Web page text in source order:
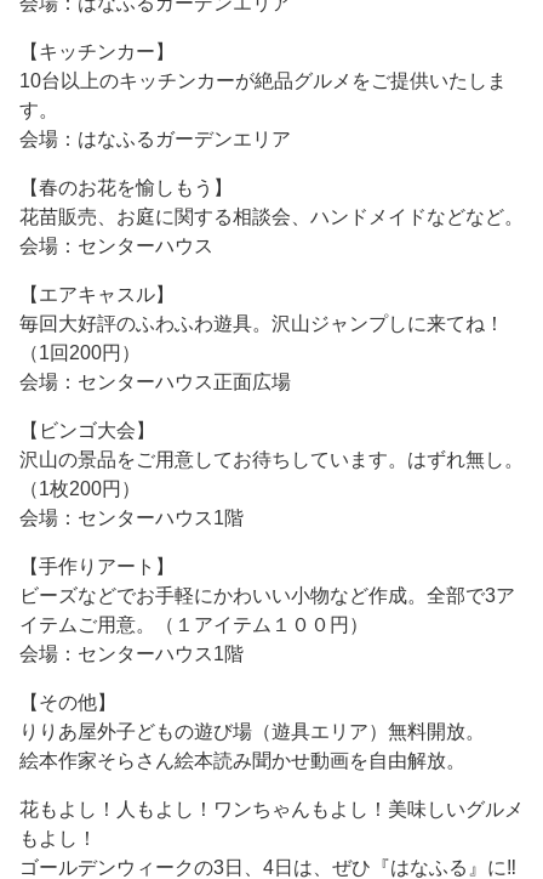
【キッチンカー】
10台以上のキッチンカーが絶品グルメをご提供いたしま
す。
会場：はなふるガーデンエリア
【春のお花を愉しもう】
花苗販売、お庭に関する相談会、ハンドメイドなどなど。
会場：センターハウス
【エアキャスル】
毎回大好評のふわふわ遊具。沢山ジャンプしに来てね！
（1回200円）
会場：センターハウス正面広場
【ビンゴ大会】
沢山の景品をご用意してお待ちしています。はずれ無し。
（1枚200円）
会場：センターハウス1階
【手作りアート】
ビーズなどでお手軽にかわいい小物など作成。全部で3ア
イテムご用意。（１アイテム１００円）
会場：センターハウス1階
【その他】
りりあ屋外子どもの遊び場（遊具エリア）無料開放。
絵本作家そらさん絵本読み聞かせ動画を自由解放。
花もよし！人もよし！ワンちゃんもよし！美味しいグルメ
もよし！
ゴールデンウィークの3日、4日は、ぜひ『はなふる』に‼